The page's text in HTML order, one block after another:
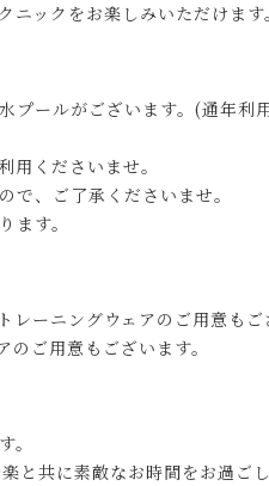
ックをお楽しみいただけます。
プールがございます。(通年利
用くださいませ。
、ご了承くださいませ。
ます。
ーニングウェアのご用意も
ご用意もございます。
。
と共に素敵なお時間をお過ご